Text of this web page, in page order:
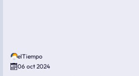
elTiempo
06 oct 2024